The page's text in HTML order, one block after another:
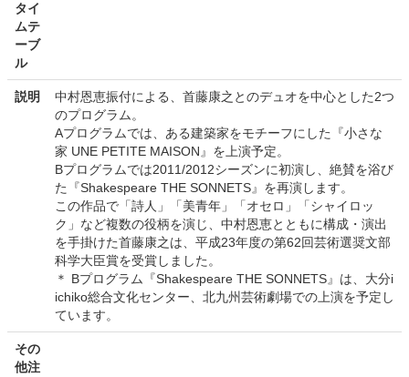
タイ
ムテ
ーブ
ル
説明
中村恩恵振付による、首藤康之とのデュオを中心とした2つ
のプログラム。
Aプログラムでは、ある建築家をモチーフにした『小さな
家 UNE PETITE MAISON』を上演予定。
Bプログラムでは2011/2012シーズンに初演し、絶賛を浴び
た『Shakespeare THE SONNETS』を再演します。
この作品で「詩人」「美青年」「オセロ」「シャイロッ
ク」など複数の役柄を演じ、中村恩恵とともに構成・演出
を手掛けた首藤康之は、平成23年度の第62回芸術選奨文部
科学大臣賞を受賞しました。
＊ Bプログラム『Shakespeare THE SONNETS』は、大分i
ichiko総合文化センター、北九州芸術劇場での上演を予定し
ています。
その
他注